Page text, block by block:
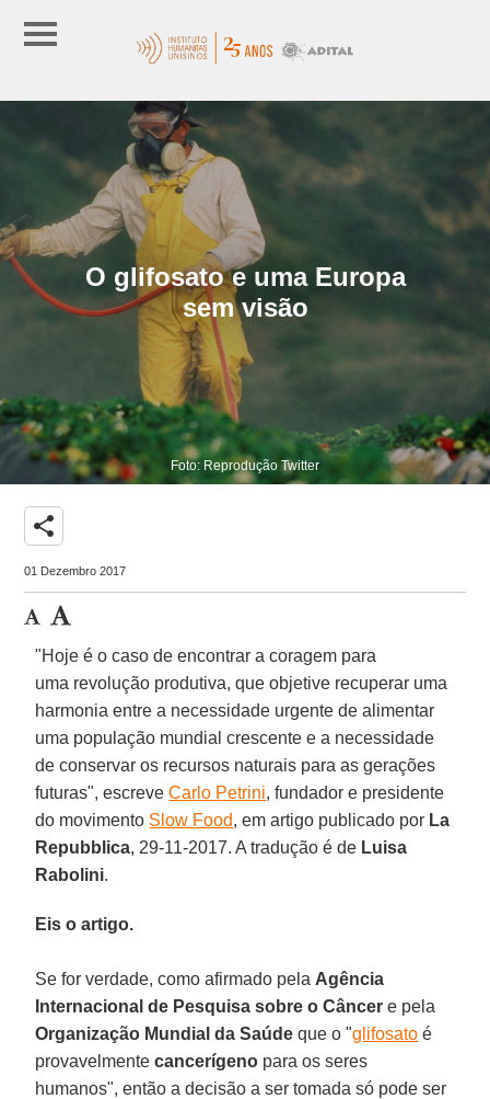
O glifosato e uma Europa
sem visão
Foto: Reprodução Twitter
share
01 Dezembro 2017
"Hoje é o caso de encontrar a coragem para
uma revolução produtiva, que objetive recuperar uma
harmonia entre a necessidade urgente de alimentar
uma população mundial crescente e a necessidade
de conservar os recursos naturais para as gerações
futuras", escreveCarlo Petrini, fundador e presidente
do movimento Slow Food, em artigo publicado por La
Repubblica, 29-11-2017. A tradução é de Luisa
Rabolini.
Eis o artigo.
Se for verdade, como afirmado pela Agência
Internacional de Pesquisa sobre o Câncer e pela
Organização Mundial da Saúde que o "glifosato é
provavelmentecancerígeno para os seres
humanos", então a decisão a ser tomada só pode ser